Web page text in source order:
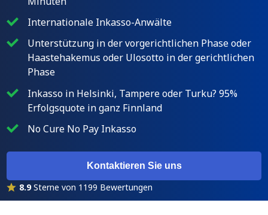
Internationale Inkasso-Anwälte
Unterstützung in der vorgerichtlichen Phase oder
Haastehakemus oder Ulosotto in der gerichtlichen
Phase
Inkasso in Helsinki, Tampere oder Turku? 95%
Erfolgsquote in ganz Finnland
No Cure No Pay Inkasso
Kontaktieren Sie uns
8.9Sterne von 1199 Bewertungen